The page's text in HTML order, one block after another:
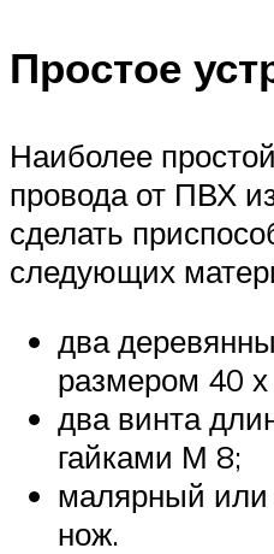
Простое
Наиболее
провода от ПВХ
сделать
следующих
два
размером 40
два винта
гайками М 8;
малярный или
нож.